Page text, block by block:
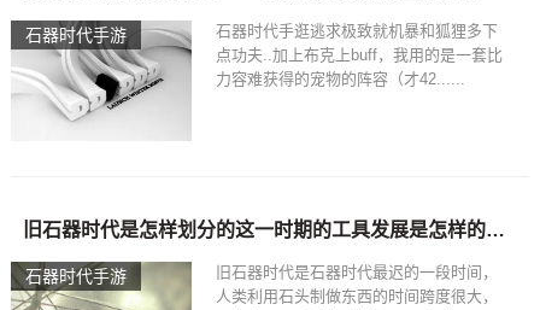
石器时代手游
石器时代手逛逃求极致就机暴和狐狸多下
点功夫..加上布克上buff，我用的是一套比
力容难获得的宠物的阵容（才42......
石器时代手游
旧石器时代是怎样划分的这一时期的工具发展是怎样的2022/1/19石器时代分为
旧石器时代是石器时代最迟的一段时间，
人类利用石头制做东西的时间跨度很大，